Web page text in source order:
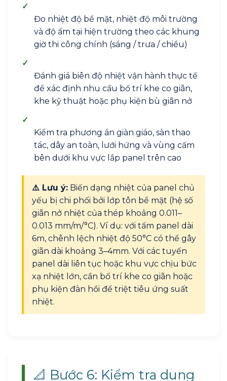
✓
Đo nhiệt độ bề mặt, nhiệt độ môi trường
và độ ẩm tại hiện trường theo các khung
giờ thi công chính (sáng / trưa / chiều)
✓
Đánh giá biên độ nhiệt vận hành thực tế
để xác định nhu cầu bố trí khe co giãn,
khe kỹ thuật hoặc phụ kiện bù giãn nở
✓
Kiểm tra phương án giàn giáo, sàn thao
tác, dây an toàn, lưới hứng và vùng cấm
bên dưới khu vực lắp panel trên cao
⚠️ Lưu ý: Biến dạng nhiệt của panel chủ
yếu bị chi phối bởi lớp tôn bề mặt (hệ số
giãn nở nhiệt của thép khoảng 0.011–
0.013 mm/m/°C). Ví dụ: với tấm panel dài
6m, chênh lệch nhiệt độ 50°C có thể gây
giãn dài khoảng 3–4mm. Với các tuyến
panel dài liên tục hoặc khu vực chịu bức
xạ nhiệt lớn, cần bố trí khe co giãn hoặc
phụ kiện đàn hồi để triệt tiêu ứng suất
nhiệt.
📐 Bước 6: Kiểm tra dung